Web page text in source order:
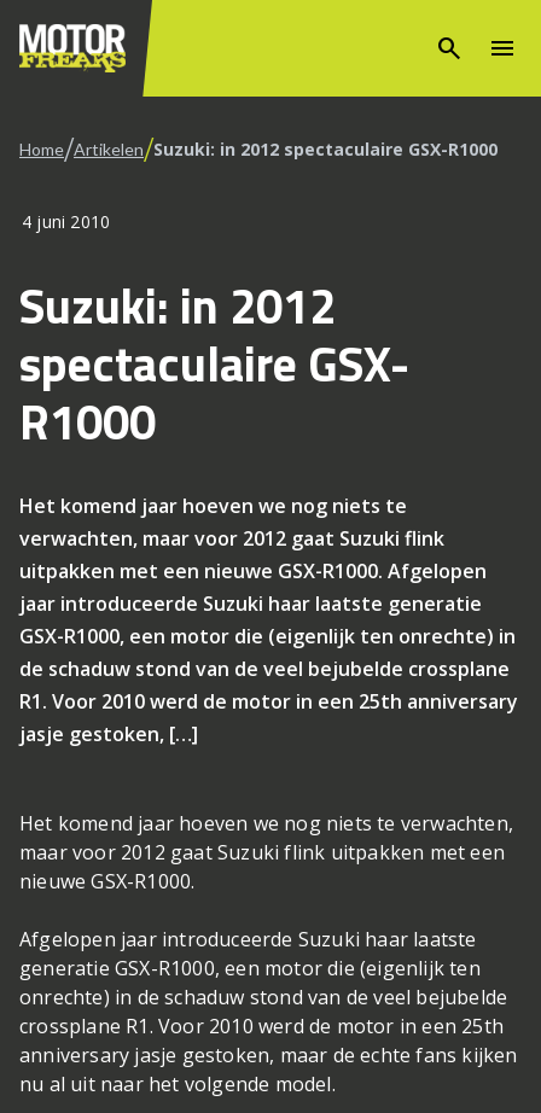
search menu
Home/Artikelen/Suzuki: in 2012 spectaculaire GSX-R1000
4 juni 2010
Suzuki: in 2012
spectaculaire GSX-
R1000
Het komend jaar hoeven we nog niets te
verwachten, maar voor 2012 gaat Suzuki flink
uitpakken met een nieuwe GSX-R1000. Afgelopen
jaar introduceerde Suzuki haar laatste generatie
GSX-R1000, een motor die (eigenlijk ten onrechte) in
de schaduw stond van de veel bejubelde crossplane
R1. Voor 2010 werd de motor in een 25th anniversary
jasje gestoken, […]
Het komend jaar hoeven we nog niets te verwachten,
maar voor 2012 gaat Suzuki flink uitpakken met een
nieuwe GSX-R1000.
Afgelopen jaar introduceerde Suzuki haar laatste
generatie GSX-R1000, een motor die (eigenlijk ten
onrechte) in de schaduw stond van de veel bejubelde
crossplane R1. Voor 2010 werd de motor in een 25th
anniversary jasje gestoken, maar de echte fans kijken
nu al uit naar het volgende model.